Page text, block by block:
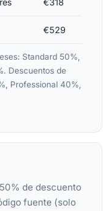
€318
€529
Standard 50%,
Descuentos de
Professional 40%,
50% de descuento
fuente (solo